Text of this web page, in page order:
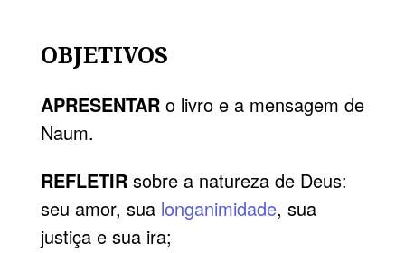
OBJETIVOS
APRESENTAR o livro e a mensagem de
Naum.
REFLETIR sobre a natureza de Deus:
seu amor, sua longanimidade, sua
justiça e sua ira;